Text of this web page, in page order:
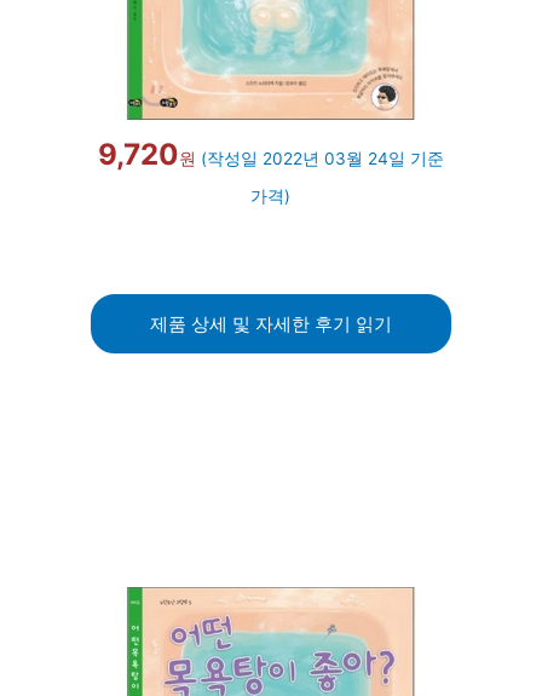
9,720원 (작성일 2022년 03월 24일 기준
가격)
제품 상세 및 자세한 후기 읽기